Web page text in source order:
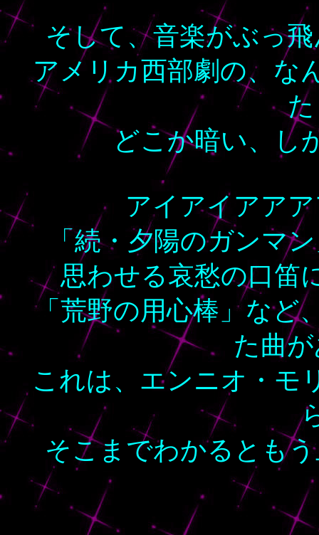
そして、音楽がぶっ
アメリカ西部劇の、な
どこか暗い、し
アイアイアア
「続・夕陽のガンマ
思わせる哀愁の口笛
「荒野の用心棒」など
た曲
これは、エンニオ・モ
そこまでわかるとも